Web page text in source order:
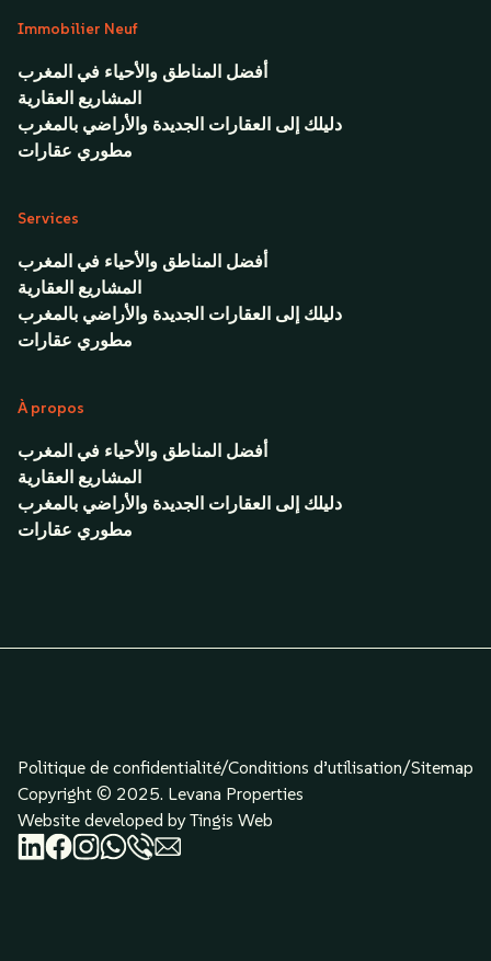
Immobilier Neuf
أفضل المناطق والأحياء في المغرب
المشاريع العقارية
دليلك إلى العقارات الجديدة والأراضي بالمغرب
مطوري عقارات
Services
أفضل المناطق والأحياء في المغرب
المشاريع العقارية
دليلك إلى العقارات الجديدة والأراضي بالمغرب
مطوري عقارات
À propos
أفضل المناطق والأحياء في المغرب
المشاريع العقارية
دليلك إلى العقارات الجديدة والأراضي بالمغرب
مطوري عقارات
Politique de confidentialité/Conditions d’utilisation/Sitemap
Copyright © 2025. Levana Properties
Website developed by Tingis Web